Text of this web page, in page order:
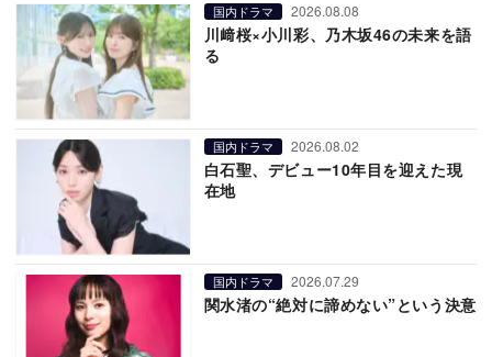
国内ドラマ 2026.08.08
川﨑桜×小川彩、乃木坂46の未来を語
る
国内ドラマ 2026.08.02
白石聖、デビュー10年目を迎えた現
在地
国内ドラマ 2026.07.29
関水渚の“絶対に諦めない”という決意